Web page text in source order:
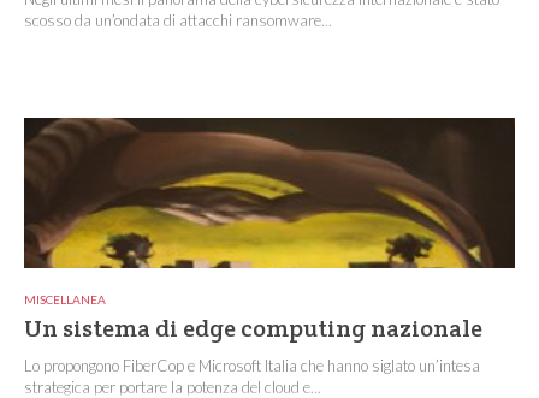
scosso da un’ondata di attacchi ransomware...
MISCELLANEA
Un sistema di edge computing nazionale
Lo propongono FiberCop e Microsoft Italia che hanno siglato un’intesa
strategica per portare la potenza del cloud e...